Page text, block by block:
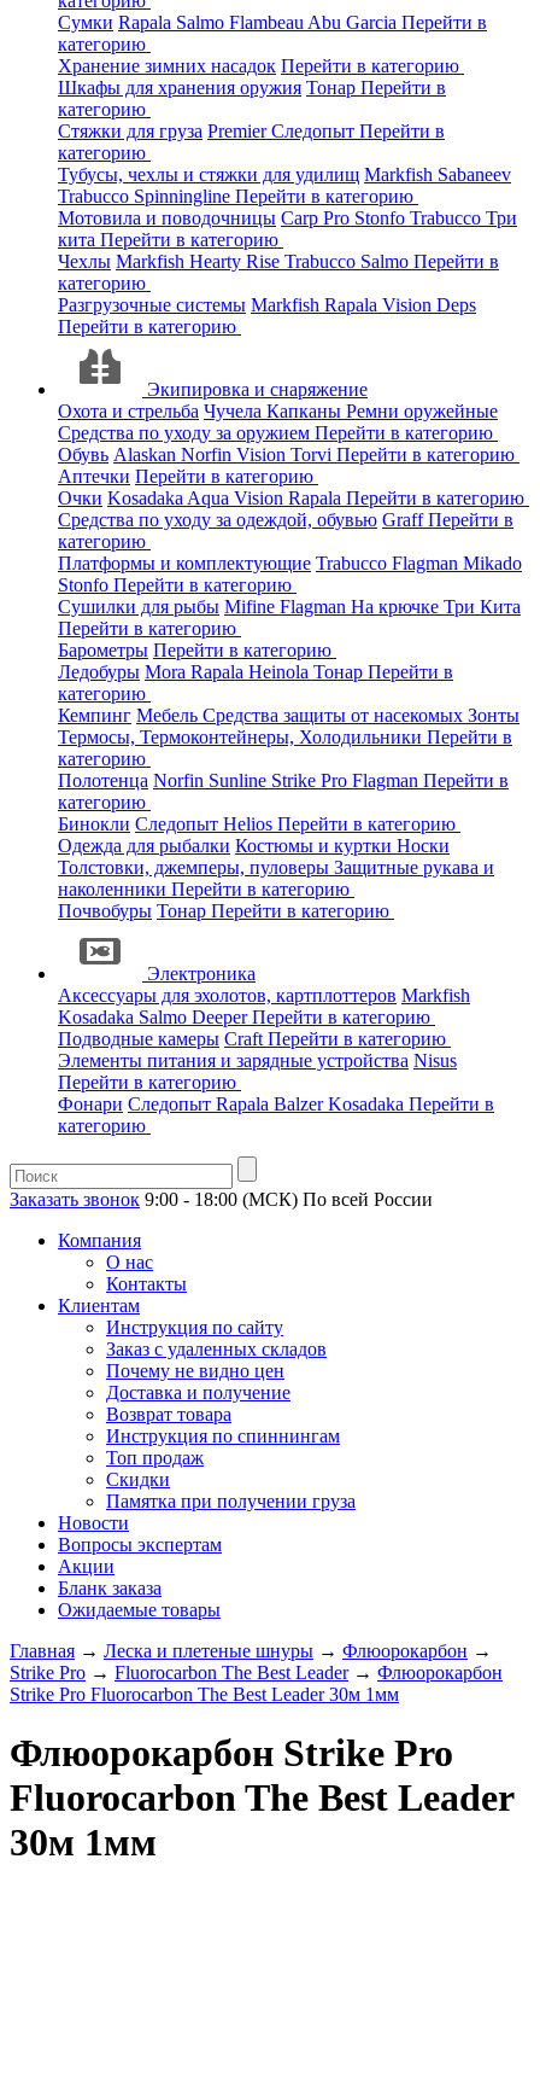
Сумки Rapala Salmo Flambeau Abu Garcia Перейти в
категорию
Хранение зимних насадок Перейти в категорию
Шкафы для хранения оружия Тонар Перейти в
категорию
Стяжки для груза PremierСледопыт Перейти в
категорию
Тубусы, чехлы и стяжки для удилищ Markfish Sabaneev
Trabucco Spinningline Перейти в категорию
Мотовила и поводочницы Carp Pro Stonfo Trabucco Три
кита Перейти в категорию
Чехлы Markfish Hearty Rise Trabucco Salmo Перейти в
категорию
Разгрузочные системы Markfish Rapala Vision Deps
Перейти в категорию
Экипировка и снаряжение
Охота и стрельба Чучела Капканы Ремни оружейные
Средства по уходу за оружием Перейти в категорию
Обувь Alaskan Norfin Vision Torvi Перейти в категорию
Аптечки Перейти в категорию
Очки Kosadaka Aqua Vision Rapala Перейти в категорию
Средства по уходу за одеждой, обувью GraffПерейти в
категорию
Платформы и комплектующие Trabucco Flagman Mikado
Stonfo Перейти в категорию
Сушилки для рыбы Mifine Flagman На крючке Три Кита
Перейти в категорию
Барометры Перейти в категорию
Ледобуры Mora Rapala Heinola Тонар Перейти в
категорию
Кемпинг Мебель Средства защиты от насекомых Зонты
Термосы, Термоконтейнеры, Холодильники Перейти в
категорию
Полотенца Norfin Sunline Strike Pro Flagman Перейти в
категорию
Бинокли Следопыт Helios Перейти в категорию
Одежда для рыбалки Костюмы и куртки Носки
Толстовки, джемперы, пуловеры Защитные рукава и
наколенники Перейти в категорию
Почвобуры Тонар Перейти в категорию
Электроника
Аксессуары для эхолотов, картплоттеров Markfish
Kosadaka Salmo DeeperПерейти в категорию
Подводные камеры Craft Перейти в категорию
Элементы питания и зарядные устройства Nisus
Перейти в категорию
Фонари Следопыт Rapala BalzerKosadaka Перейти в
категорию
Заказать звонок 9:00 - 18:00 (МСК) По всей России
Компания
О нас
Контакты
Клиентам
Инструкция по сайту
Заказ с удаленных складов
Почему не видно цен
Доставка и получение
Возврат товара
Инструкция по спиннингам
Топ продаж
Скидки
Памятка при получении груза
Новости
Вопросы экспертам
Акции
Бланк заказа
Ожидаемые товары
Главная → Леска и плетеные шнуры → Флюорокарбон →
Strike Pro → Fluorocarbon The Best Leader→ Флюорокарбон
Strike Pro Fluorocarbon The Best Leader 30м 1мм
Флюорокарбон Strike Pro
Fluorocarbon The Best Leader
30м 1мм